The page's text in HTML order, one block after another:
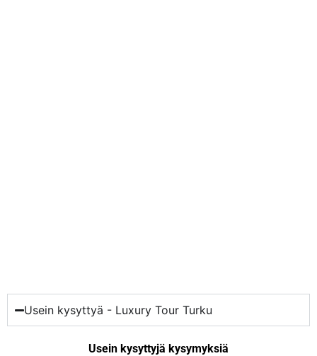
Usein kysyttyä - Luxury Tour Turku
Usein kysyttyjä kysymyksiä